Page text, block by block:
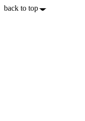
back to top